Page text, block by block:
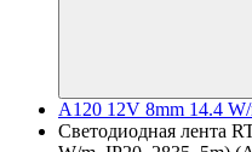
A120 12V 8mm 14.4
Светодиодная лента